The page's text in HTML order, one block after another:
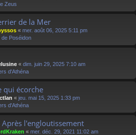
Zeus
de la Mer
« mer. août 06, 2025 5:11 pm
Poséidon
« dim. juin 29, 2025 7:10 am
d'Athéna
qui écorche
« jeu. mai 15, 2025 1:33 pm
d'Athéna
l'engloutissement
« mer. déc. 29, 2021 11:02 am